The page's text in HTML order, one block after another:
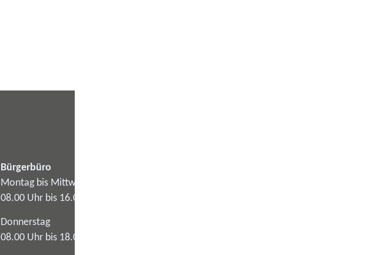
Bürgerbüro
Montag bis Mittwoch
08.00 Uhr bis 16.00 Uhr
Donnerstag
08.00 Uhr bis 18.00 Uhr